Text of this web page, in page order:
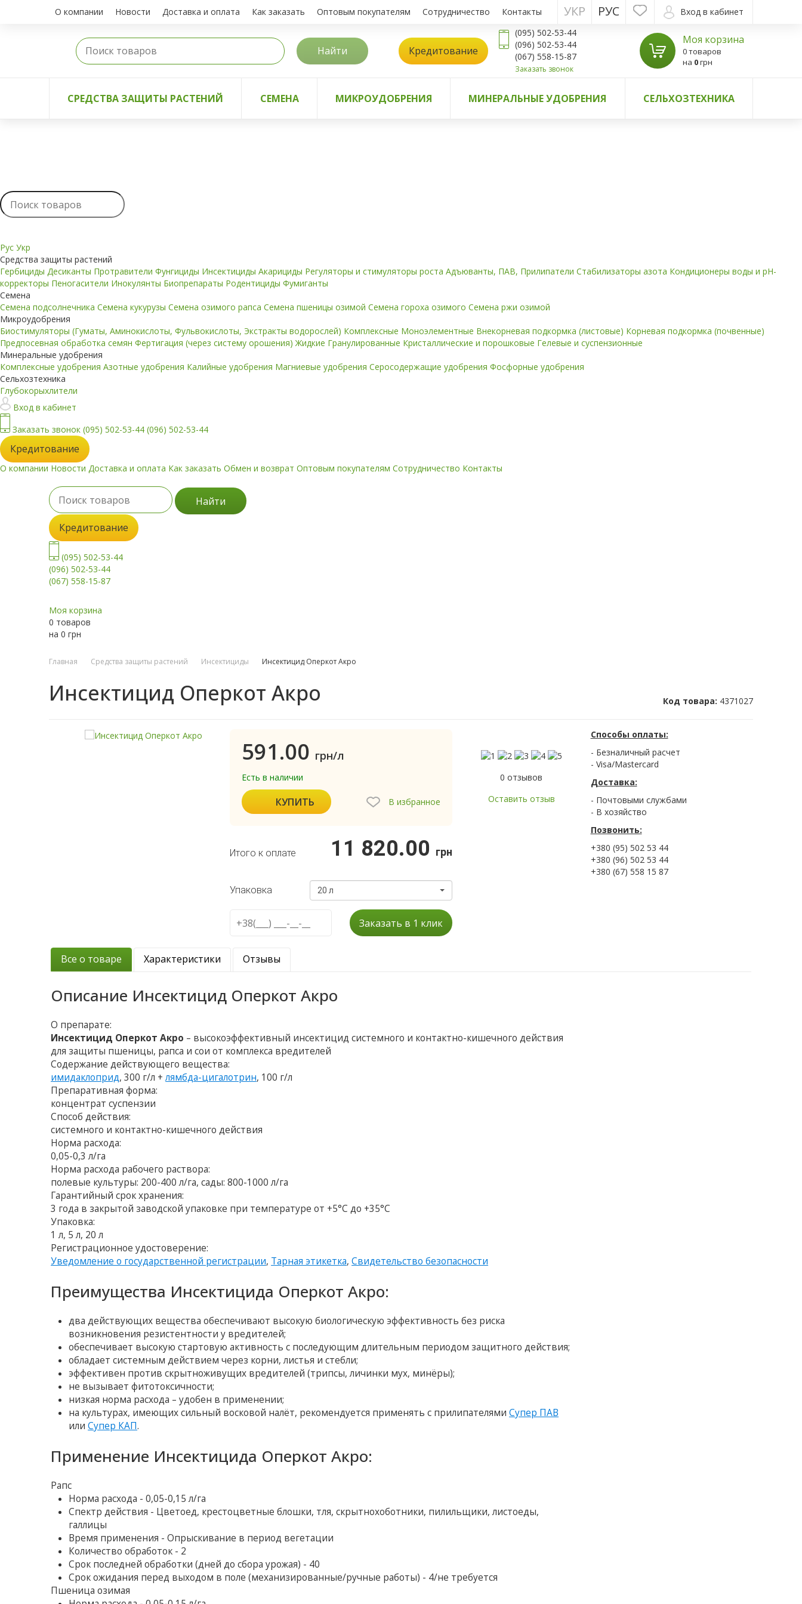
О компании Новости Доставка и оплата Как заказать Оптовым покупателям Сотрудничество Контакты Вход в кабинет
РУС
УКР
Найти Кредитование
(095) 502-53-44
(096) 502-53-44
(067) 558-15-87
Заказать звонок
Моя корзина
0 товаров
на 0грн
СРЕДСТВА ЗАЩИТЫ РАСТЕНИЙ СЕМЕНА МИКРОУДОБРЕНИЯ МИНЕРАЛЬНЫЕ УДОБРЕНИЯ СЕЛЬХОЗТЕХНИКА
Рус Укр
Средства защиты растений
Гербициды Десиканты Протравители Фунгициды Инсектициды Акарициды Регуляторы и стимуляторы роста Адъюванты, ПАВ, Прилипатели Стабилизаторы азота Кондиционеры воды и pH-
корректоры Пеногасители Инокулянты Биопрепараты Родентициды Фумиганты
Семена
Семена подсолнечника Семена кукурузы Семена озимого рапса Семена пшеницы озимой Семена гороха озимого Семена ржи озимой
Микроудобрения
Биостимуляторы (Гуматы, Аминокислоты, Фульвокислоты, Экстракты водорослей) Комплексные Моноэлементные Внекорневая подкормка (листовые) Корневая подкормка (почвенные)
Предпосевная обработка семян Фертигация (через систему орошения)Жидкие Гранулированные Кристаллические и порошковые Гелевые и суспензионные
Минеральные удобрения
Комплексные удобрения Азотные удобрения Калийные удобрения Магниевые удобрения Серосодержащие удобрения Фосфорные удобрения
Сельхозтехника
Глубокорыхлители
Вход в кабинет
Заказать звонок (095) 502-53-44 (096) 502-53-44
Кредитование
О компании Новости Доставка и оплата Как заказать Обмен и возврат Оптовым покупателям Сотрудничество Контакты
Найти
Кредитование
(095) 502-53-44
(096) 502-53-44
(067) 558-15-87
Моя корзина
0 товаров
на 0 грн
Главная Средства защиты растений Инсектициды Инсектицид Оперкот Акро
Инсектицид Оперкот Акро Код товара: 4371027
591.00 грн/л
Есть в наличии
КУПИТЬ В избранное
Итого к оплате 11 820.00 грн
Упаковка 20 л
0 отзывов
Оставить отзыв
Заказать в 1 клик
Способы оплаты:
- Безналичный расчет
- Visa/Mastercard
Доставка:
- Почтовыми службами
- В хозяйство
Позвонить:
+380 (95) 502 53 44
+380 (96) 502 53 44
+380 (67) 558 15 87
Все о товаре Характеристики Отзывы
Описание Инсектицид Оперкот Акро
О препарате:
Инсектицид Оперкот Акро – высокоэффективный инсектицид системного и контактно-кишечного действия
для защиты пшеницы, рапса и сои от комплекса вредителей
Содержание действующего вещества:
имидаклоприд, 300 г/л +лямбда-цигалотрин, 100 г/л
Препаративная форма:
концентрат суспензии
Способ действия:
системного и контактно-кишечного действия
Норма расхода:
0,05-0,3 л/га
Норма расхода рабочего раствора:
полевые культуры: 200-400 л/га, сады: 800-1000 л/га
Гарантийный срок хранения:
3 года в закрытой заводской упаковке при температуре от +5°С до +35°С
Упаковка:
1 л, 5 л, 20 л
Регистрационное удостоверение:
Уведомление о государственной регистрации, Тарная этикетка,Свидетельство безопасности
Преимущества Инсектицида Оперкот Акро:
два действующих вещества обеспечивают высокую биологическую эффективность без риска
возникновения резистентности у вредителей;
обеспечивает высокую стартовую активность с последующим длительным периодом защитного действия;
обладает системным действием через корни, листья и стебли;
эффективен против скрытноживущих вредителей (трипсы, личинки мух, минёры);
не вызывает фитотоксичности;
низкая норма расхода – удобен в применении;
на культурах, имеющих сильный восковой налёт, рекомендуется применять с прилипателямиСупер ПАВ
илиСупер КАП.
Применение Инсектицида Оперкот Акро:
Рапс
Норма расхода - 0,05-0,15 л/га
Спектр действия - Цветоед, крестоцветные блошки, тля, скрытнохоботники, пилильщики, листоеды,
галлицы
Время применения - Опрыскивание в период вегетации
Количество обработок - 2
Срок последней обработки (дней до сбора урожая) - 40
Срок ожидания перед выходом в поле (механизированные/ручные работы) - 4/не требуется
Пшеница озимая